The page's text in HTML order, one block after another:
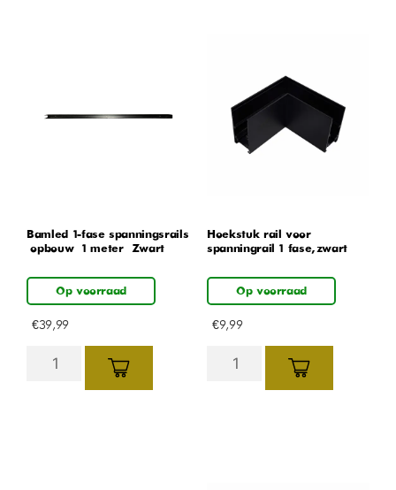
Bamled 1-fase spanningsrails
– opbouw – 1 meter – Zwart
Op voorraad
€39,99
Hoekstuk rail voor
spanningrail 1 fase, zwart
Op voorraad
€9,99